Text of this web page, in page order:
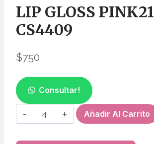
LIP GLOSS PINK21
CS4409
$750
Consultar!
LIP
GLOSS
Añadir Al Carrito